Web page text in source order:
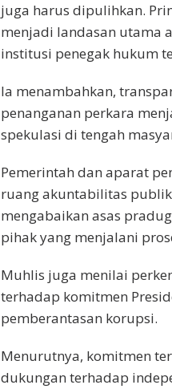
juga harus dipulihkan.
menjadi landasan utama
institusi penegak hukum
Ia menambahkan,
penanganan perkara
spekulasi di tengah
Pemerintah dan aparat
ruang akuntabilitas
mengabaikan asas
pihak yang menjalani
Muhlis juga menilai
terhadap komitmen
pemberantasan korupsi.
Menurutnya, komitmen
dukungan terhadap